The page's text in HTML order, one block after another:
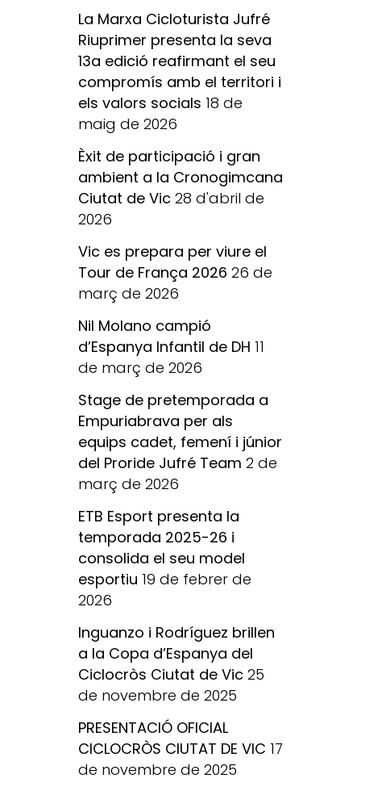
La Marxa Cicloturista Jufré
Riuprimer presenta la seva
13a edició reafirmant el seu
compromís amb el territori i
els valors socials 18 de
maig de 2026
Èxit de participació i gran
ambient a la Cronogimcana
Ciutat de Vic 28 d'abril de
2026
Vic es prepara per viure el
Tour de França 2026 26 de
març de 2026
Nil Molano campió
d’Espanya Infantil de DH 11
de març de 2026
Stage de pretemporada a
Empuriabrava per als
equips cadet, femení i júnior
del Proride Jufré Team 2 de
març de 2026
ETB Esport presenta la
temporada 2025-26 i
consolida el seu model
esportiu 19 de febrer de
2026
Inguanzo i Rodríguez brillen
a la Copa d’Espanya del
Ciclocròs Ciutat de Vic 25
de novembre de 2025
PRESENTACIÓ OFICIAL
CICLOCRÒS CIUTAT DE VIC 17
de novembre de 2025